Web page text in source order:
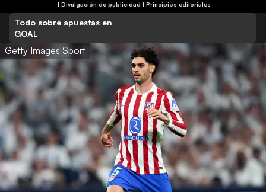
| Divulgación de publicidad | Principios editoriales
Todo sobre apuestas en
GOAL
Getty Images Sport